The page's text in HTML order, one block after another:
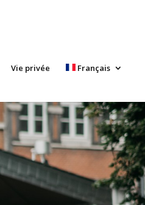
Vie privée Français